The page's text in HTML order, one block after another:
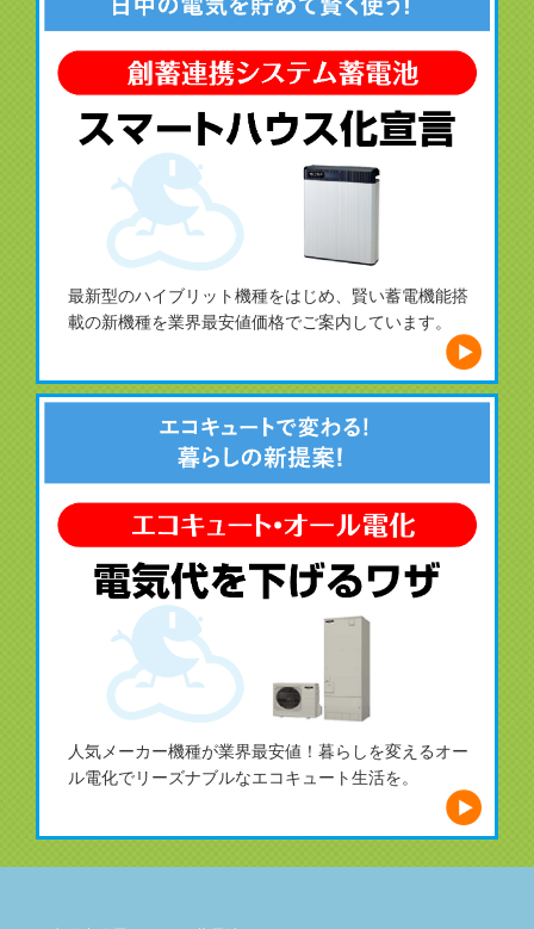
最新型のハイブリット機種をはじめ、賢い蓄電機能搭
載の新機種を業界最安値価格でご案内しています。
人気メーカー機種が業界最安値！暮らしを変えるオー
ル電化でリーズナブルなエコキュート生活を。